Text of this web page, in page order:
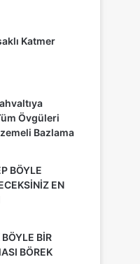
Katmer
Övgüleri
Bazlama
BÖYLE
EN
BİR
BÖREK